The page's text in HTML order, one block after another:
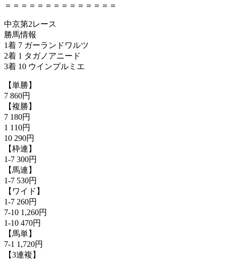
＝＝＝＝＝＝＝＝＝＝＝＝＝＝
中京第2レース
勝馬情報
1着 7 ガーランドワルツ
2着 1 タガノアニード
3着 10 ウインプルミエ
【単勝】
7 860円
【複勝】
7 180円
1 110円
10 290円
【枠連】
1-7 300円
【馬連】
1-7 530円
【ワイド】
1-7 260円
7-10 1,260円
1-10 470円
【馬単】
7-1 1,720円
【3連複】